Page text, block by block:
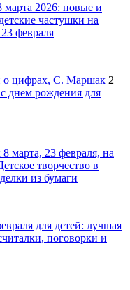
марта 2026: новые и
частушки на
февраля
о цифрах, С. Маршак 2
днем рождения для
марта, 23 февраля, на
творчество в
из бумаги
для детей: лучшая
поговорки и